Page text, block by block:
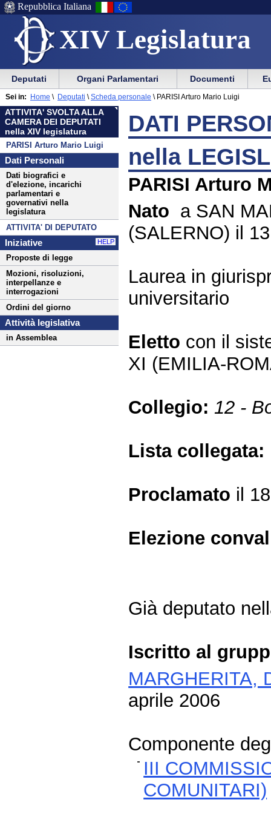
XIV Legislatura
Menu
di
ausilio
alla
navigazione
Vai
Menu
di
navigazione
principale
Repubblica Italiana
Menu
di
navigazione
principale
Vai
menu
di
sezione
Deputati Organi Parlamentari Documenti
ATTIVITA' SVOLTA ALLA
CAMERA DEI DEPUTATI
nella XIV legislatura
PARISI Arturo Mario Luigi
Dati Personali
Dati biografici e
d'elezione, incarichi
parlamentari e
governativi nella
legislatura
ATTIVITA' DI DEPUTATO
Iniziative HELP
Proposte di legge
Mozioni, risoluzioni,
interpellanze e
interrogazioni
Ordini del giorno
Attività legislativa
in Assemblea
Sei in: Home \ Deputati \ Scheda personale \ PARISI Arturo Mario Luigi
DATI
nella
PARISI Arturo
Nato a SAN
(SALERNO) il
Laurea in
universitario
Eletto con il
XI (EMILIA-
Collegio: 12 -
Lista collegata:
Proclamato il
Elezione
Già deputato
Iscritto al
MARGHERITA,
aprile 2006
Componente
III
COMUNITARI)